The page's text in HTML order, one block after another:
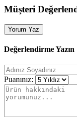
Müşteri
Yorum Yaz
Değerlendirme Yazın
Puanınız: